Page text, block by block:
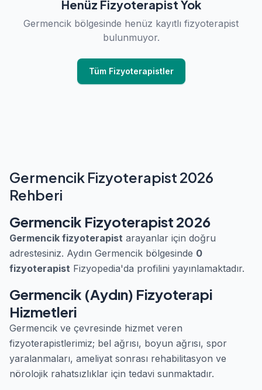
Henüz Fizyoterapist Yok
Germencik bölgesinde henüz kayıtlı fizyoterapist
bulunmuyor.
Tüm Fizyoterapistler
Germencik Fizyoterapist 2026
Rehberi
Germencik Fizyoterapist 2026
Germencik fizyoterapist arayanlar için doğru
adrestesiniz. Aydın Germencik bölgesinde 0
fizyoterapist Fizyopedia'da profilini yayınlamaktadır.
Germencik (Aydın) Fizyoterapi
Hizmetleri
Germencik ve çevresinde hizmet veren
fizyoterapistlerimiz; bel ağrısı, boyun ağrısı, spor
yaralanmaları, ameliyat sonrası rehabilitasyon ve
nörolojik rahatsızlıklar için tedavi sunmaktadır.